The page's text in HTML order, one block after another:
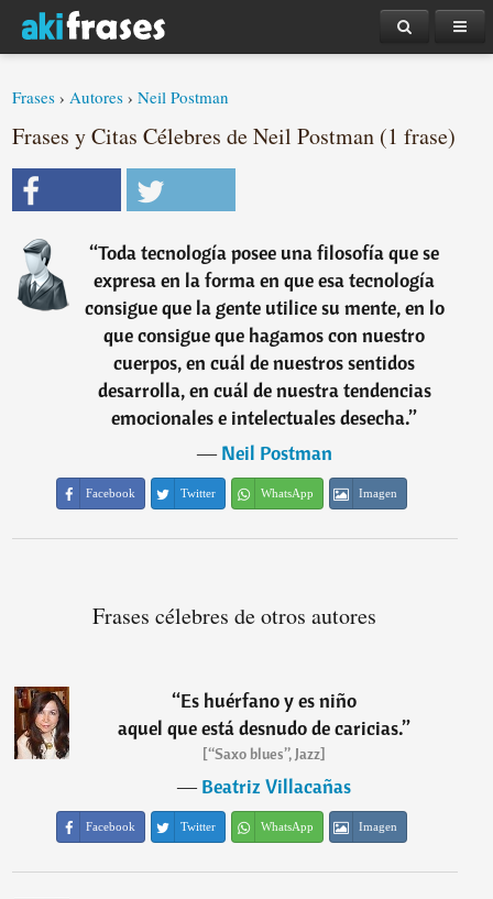
Frases ›Autores ›Neil Postman
Frases y Citas Célebres de Neil Postman (1 frase)
“Toda tecnología posee una filosofía que se
expresa en la forma en que esa tecnología
consigue que la gente utilice su mente, en lo
que consigue que hagamos con nuestro
cuerpos, en cuál de nuestros sentidos
desarrolla, en cuál de nuestra tendencias
emocionales e intelectuales desecha.”
―Neil Postman
Facebook Twitter WhatsApp Imagen
Frases célebres de otros autores
“Es huérfano y es niño
aquel que está desnudo de caricias.”
[“Saxo blues”, Jazz]
―Beatriz Villacañas
Facebook Twitter WhatsApp Imagen